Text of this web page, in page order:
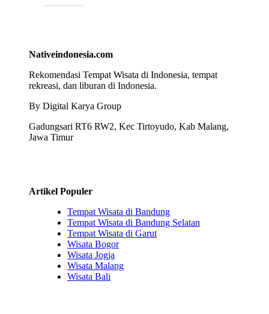
Nativeindonesia.com
Rekomendasi Tempat Wisata di Indonesia, tempat
rekreasi, dan liburan di Indonesia.
By Digital Karya Group
Gadungsari RT6 RW2, Kec Tirtoyudo, Kab Malang,
Jawa Timur
Artikel Populer
Tempat Wisata di Bandung
Tempat Wisata di Bandung Selatan
Tempat Wisata di Garut
Wisata Bogor
Wisata Jogja
Wisata Malang
Wisata Bali